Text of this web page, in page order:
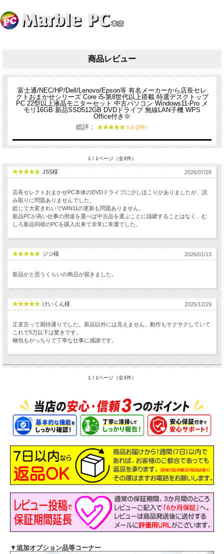
商品レビュー
富士通/NEC/HP/Dell/Lenovo/Epson等 有名メーカーから店長セレ
クトおまかせシリーズ Core i5-第8世代以上搭載 特選デスクトップ
PC 22型以上液晶モニターセット 中古パソコン Windows11-Pro メ
モリ16GB 新品SSD512GB DVDドライブ 無線LAN子機 WPS
Office付き※
総評：
5.0 (3件)
1 / 1ページ（全3件）
JSS様 2026/07/28
店長セレクトおまかせPC本体のDVDドライブに少しほこりがありましたが、読
み取りに問題ありませんでした。
総じて大変きれいでWIN11の更新も問題ありません。
新品PCが高い仕事の用途を選べば中古品を選ぶことに躊躇することはなく、む
しろ新品同様のPCを購入出来て非常に幸運でした。
ジジ様 2026/01/13
新品かと思うくらいの商品が届きました。
けいくん様 2025/12/29
正直言って期待通りでした。新品以外には見えません。動作もサクサクしていて
これで5万以下は驚きです。
梱包もがっちりで丁寧な仕事に感謝です。
1 / 1ページ（全3件）
▼ 追加オプション品等コーナー